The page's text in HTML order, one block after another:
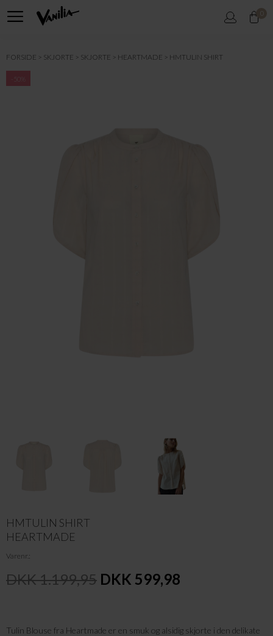
0
FORSIDE SKJORTE SKJORTE HEARTMADE HMTULIN SHIRT
-50%
HMTULIN SHIRT
HEARTMADE
Varenr.
DKK 1.199,95 DKK 599,98
Tulin Blouse fra Heartmade er en smuk og alsidig skjorte i den delikate